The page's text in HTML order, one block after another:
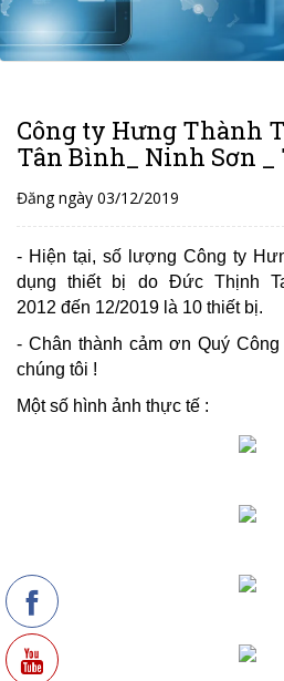
Công ty Hưng Thành
Tân Bình_ Ninh Sơn
Đăng ngày 03/12/2019
- Hiện tại, số lượng Công ty
dụng thiết bị do Đức Thịnh
2012 đến 12/2019 là 10 thiết bị.
- Chân thành cảm ơn Quý
chúng tôi !
Một số hình ảnh thực tế :